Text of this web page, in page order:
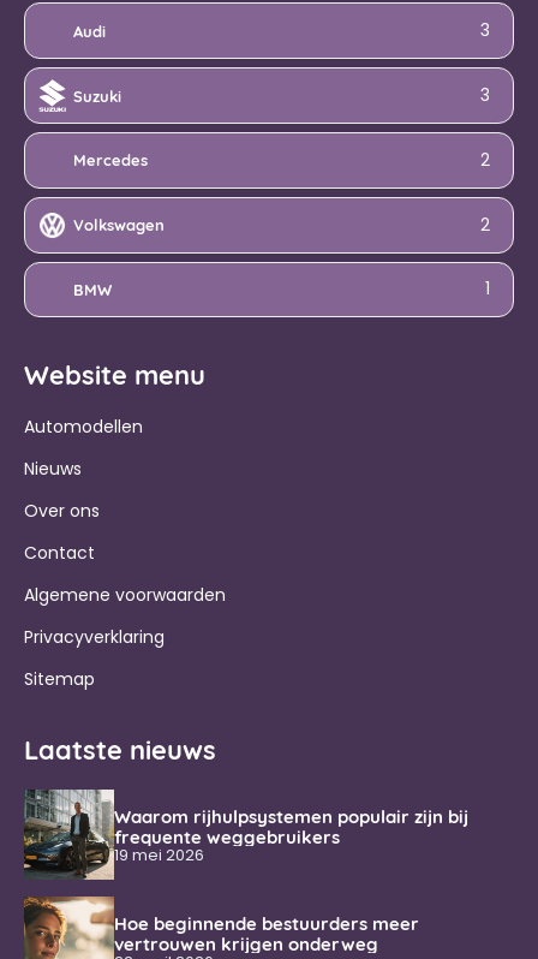
Audi 3
Suzuki 3
Mercedes 2
Volkswagen 2
BMW 1
Website menu
Automodellen
Nieuws
Over ons
Contact
Algemene voorwaarden
Privacyverklaring
Sitemap
Laatste nieuws
Waarom rijhulpsystemen populair zijn bij
frequente weggebruikers
19 mei 2026
Hoe beginnende bestuurders meer
vertrouwen krijgen onderweg